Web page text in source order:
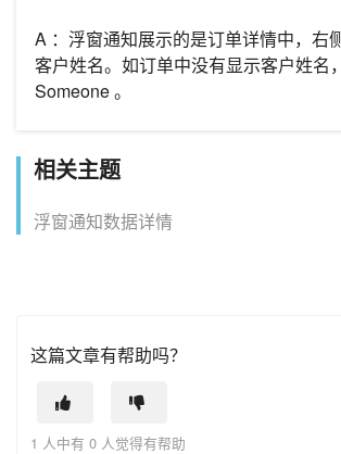
A ：浮窗通知展示的是订单详情中，右
客户姓名。如订单中没有显示客户姓名
Someone 。
相关主题
浮窗通知数据详情
这篇文章有帮助吗？
1 人中有 0 人觉得有帮助